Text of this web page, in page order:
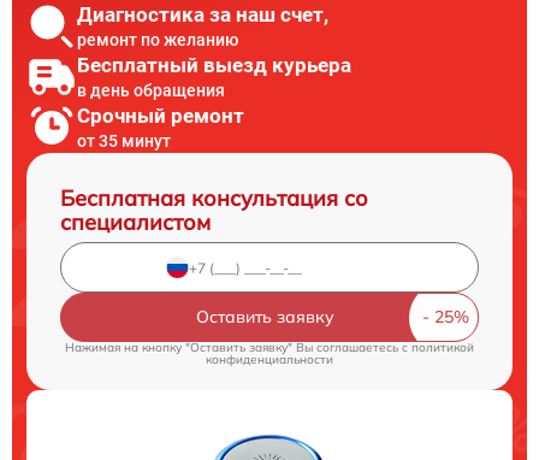
Диагностика за наш счет,
ремонт по желанию
Бесплатный выезд курьера
в день обращения
Срочный ремонт
от 35 минут
Бесплатная консультация со
специалистом
Оставить заявку
Нажимая на кнопку "Оставить заявку" Вы соглашаетесь cполитикой
конфиденциальности